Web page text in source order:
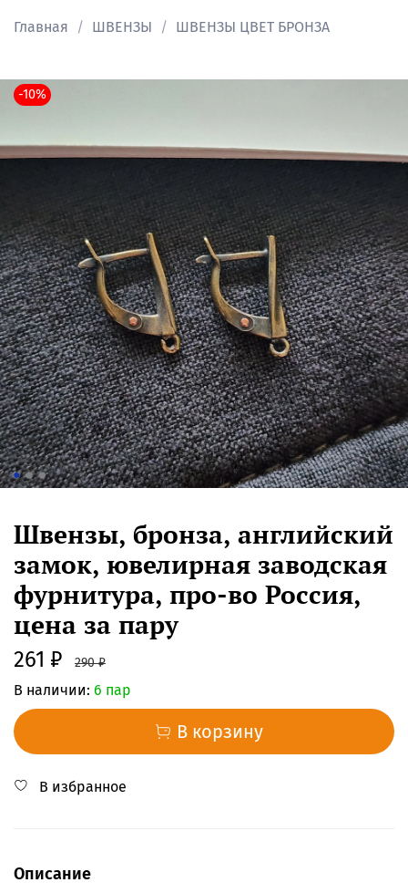
Главная ШВЕНЗЫ ШВЕНЗЫ ЦВЕТ БРОНЗА
-10%
Швензы, бронза, английский
замок, ювелирная заводская
фурнитура, про-во Россия,
цена за пару
261 ₽ 290 ₽
В наличии: 6 пар
В корзину
В избранное
Описание